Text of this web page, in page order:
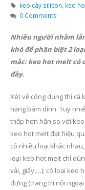
keo cây silicon keo
0 Comments
Nhiều người nhầm
khó để phân biệt 2
mắc: keo hot melt có
đây.
Xét về công dụng thì cả
năng bám dính. Tuy
thấp hơn hẳn so với
keo hot melt đạt hiệu
có nhiều loại khác
loại keo hot melt chỉ
vải, giấy,…); có loại keo
dựng (trang trí nội